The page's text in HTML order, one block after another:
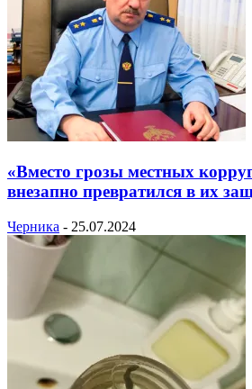
«Вместо грозы местных
внезапно превратился в их
Черника - 25.07.2024